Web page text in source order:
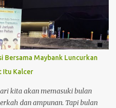
berada di luar rumah. Tapi lagi
nanti juga sembuh. Nanti juga
alarm untuk saya
kesehatan mata saya.
mata kering dapat terjadi
umumnya terjadi pada usia
dan tidak mendapatkan
mata kering ini berisiko m...
Bersama Maybank Luncurkan
Itu Kalcer
kita akan memasuki bulan
dan ampunan. Tapi bulan